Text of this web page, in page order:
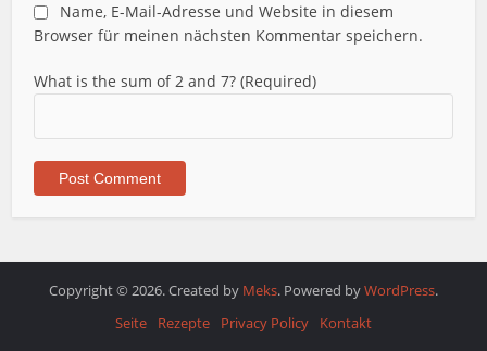
Name, E-Mail-Adresse und Website in diesem
Browser für meinen nächsten Kommentar speichern.
What is the sum of 2 and 7? (Required)
Copyright © 2026. Created by Meks. Powered byWordPress.
Seite
Rezepte Privacy Policy Kontakt